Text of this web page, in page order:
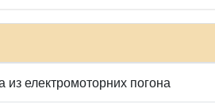
електромоторних погона